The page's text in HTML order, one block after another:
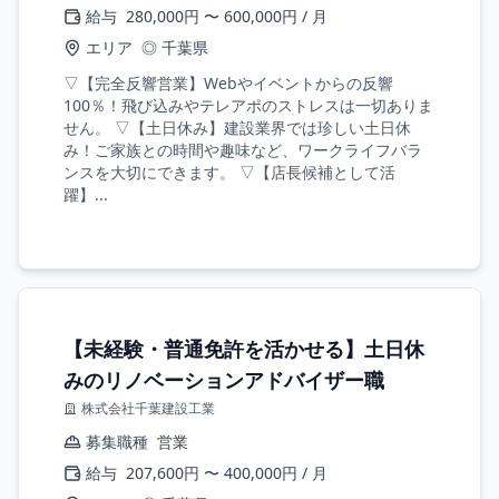
給与 280,000円 〜 600,000円 / 月
エリア ◎ 千葉県
▽【完全反響営業】Webやイベントからの反響
100％！飛び込みやテレアポのストレスは一切ありま
せん。 ▽【土日休み】建設業界では珍しい土日休
み！ご家族との時間や趣味など、ワークライフバラ
ンスを大切にできます。 ▽【店長候補として活
躍】...
【未経験・普通免許を活かせる】土日休
みのリノベーションアドバイザー職
株式会社千葉建設工業
募集職種 営業
給与 207,600円 〜 400,000円 / 月